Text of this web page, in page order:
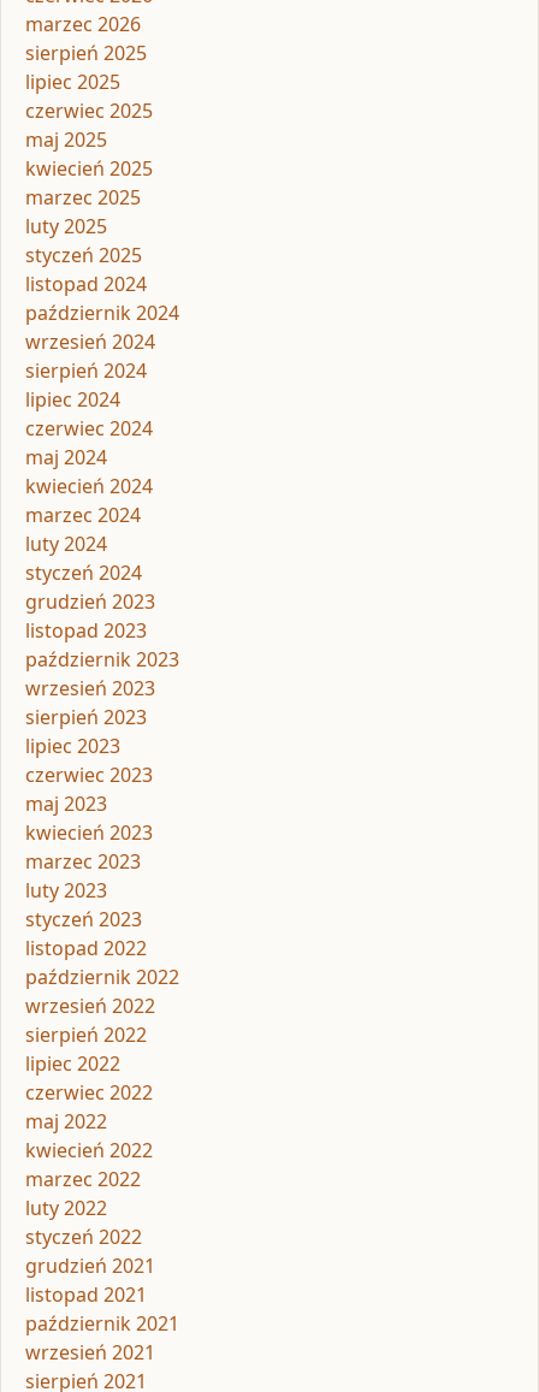
marzec 2026
sierpień 2025
lipiec 2025
czerwiec 2025
maj 2025
kwiecień 2025
marzec 2025
luty 2025
styczeń 2025
listopad 2024
październik 2024
wrzesień 2024
sierpień 2024
lipiec 2024
czerwiec 2024
maj 2024
kwiecień 2024
marzec 2024
luty 2024
styczeń 2024
grudzień 2023
listopad 2023
październik 2023
wrzesień 2023
sierpień 2023
lipiec 2023
czerwiec 2023
maj 2023
kwiecień 2023
marzec 2023
luty 2023
styczeń 2023
listopad 2022
październik 2022
wrzesień 2022
sierpień 2022
lipiec 2022
czerwiec 2022
maj 2022
kwiecień 2022
marzec 2022
luty 2022
styczeń 2022
grudzień 2021
listopad 2021
październik 2021
wrzesień 2021
sierpień 2021